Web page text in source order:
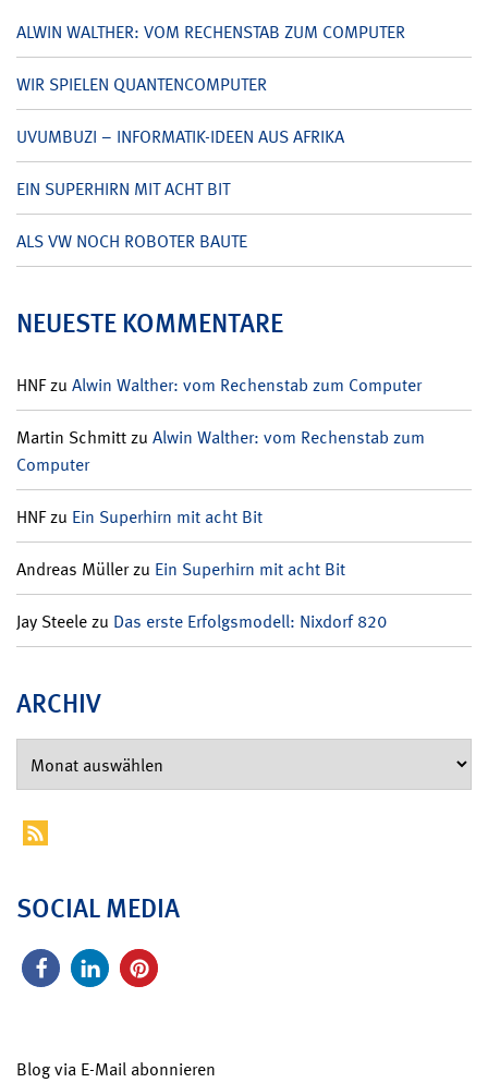
ALWIN WALTHER: VOM RECHENSTAB ZUM COMPUTER
WIR SPIELEN QUANTENCOMPUTER
UVUMBUZI – INFORMATIK-IDEEN AUS AFRIKA
EIN SUPERHIRN MIT ACHT BIT
ALS VW NOCH ROBOTER BAUTE
NEUESTE KOMMENTARE
HNFzu Alwin Walther: vom Rechenstab zum Computer
Martin Schmittzu Alwin Walther: vom Rechenstab zum
Computer
HNFzu Ein Superhirn mit acht Bit
Andreas Müllerzu Ein Superhirn mit acht Bit
Jay Steelezu Das erste Erfolgsmodell: Nixdorf 820
ARCHIV
SOCIAL MEDIA
Blog via E-Mail abonnieren